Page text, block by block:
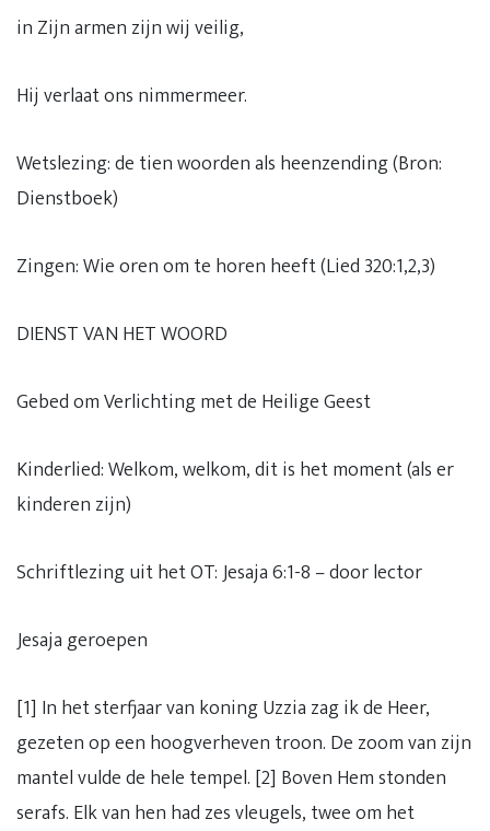
in Zijn armen zijn wij veilig,
Hij verlaat ons nimmermeer.
Wetslezing: de tien woorden als heenzending (Bron:
Dienstboek)
Zingen: Wie oren om te horen heeft (Lied 320:1,2,3)
DIENST VAN HET WOORD
Gebed om Verlichting met de Heilige Geest
Kinderlied: Welkom, welkom, dit is het moment (als er
kinderen zijn)
Schriftlezing uit het OT: Jesaja 6:1-8 – door lector
Jesaja geroepen
[1] In het sterfjaar van koning Uzzia zag ik de Heer,
gezeten op een hoogverheven troon. De zoom van zijn
mantel vulde de hele tempel. [2] Boven Hem stonden
serafs. Elk van hen had zes vleugels, twee om het